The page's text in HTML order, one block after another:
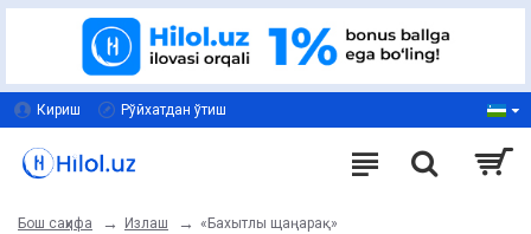
Кириш Рўйхатдан ўтиш
Бош саҳифа Излаш «Бахытлы щаңарақ»